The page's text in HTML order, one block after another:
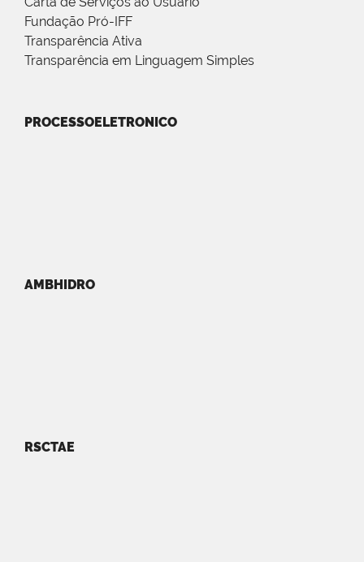
Fundação Pró-IFF
Transparência Ativa
Transparência em Linguagem Simples
PROCESSOELETRONICO
AMBHIDRO
RSCTAE